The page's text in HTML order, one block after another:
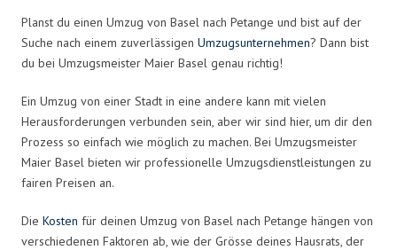
Planst du einen Umzug von Basel nach Petange und bist auf der
Suche nach einem zuverlässigen Umzugsunternehmen? Dann bist
du bei Umzugsmeister Maier Basel genau richtig!
Ein Umzug von einer Stadt in eine andere kann mit vielen
Herausforderungen verbunden sein, aber wir sind hier, um dir den
Prozess so einfach wie möglich zu machen. Bei Umzugsmeister
Maier Basel bieten wir professionelle Umzugsdienstleistungen zu
fairen Preisen an.
Die Kosten für deinen Umzug von Basel nach Petange hängen von
verschiedenen Faktoren ab, wie der Grösse deines Hausrats, der